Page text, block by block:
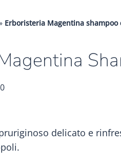
Erboristeria Magentina shampoo
delicato e